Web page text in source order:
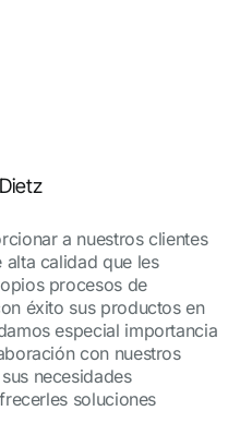
a nuestros clientes
calidad que les
procesos de
éxito sus productos en
especial importancia
con nuestros
necesidades
soluciones